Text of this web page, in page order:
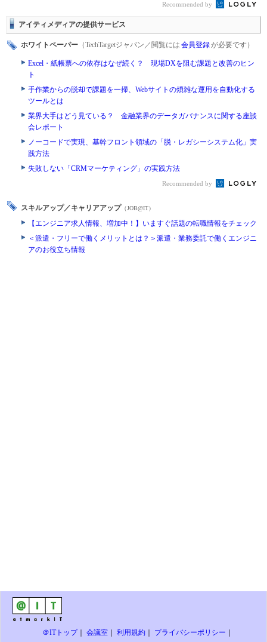
Recommended by
アイティメディアの提供サービス
ホワイトペーパー （TechTargetジャパン／閲覧には 会員登録が必要です）
Excel・紙帳票への依存はなぜ続く？ 現場DXを阻む課題と改善のヒン
ト
手作業からの脱却で課題を一掃、Webサイトの煩雑な運用を自動化する
ツールとは
業界大手はどう見ている？ 金融業界のデータガバナンスに関する座談
会レポート
ノーコードで実現、基幹フロント領域の「脱・レガシーシステム化」実
践方法
失敗しない「CRMマーケティング」の実践方法
Recommended by
スキルアップ／キャリアアップ （JOB@IT）
【エンジニア求人情報、増加中！】いますぐ話題の転職情報をチェック
＜派遣・フリーで働くメリットとは？＞派遣・業務委託で働くエンジニ
アのお役立ち情報
＠ITトップ｜ 会議室 利用規約 プライバシーポリシー